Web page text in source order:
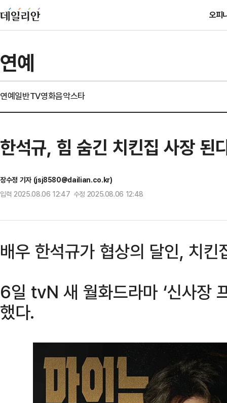
오피
연예
연예일반TV영화음악스타
한석규, 힘 숨긴 치킨집 사장 된
장수정 기자 (jsj8580@dailian.co.kr)
입력 2025.08.06 12:47 수정 2025.08.06 12:48
배우 한석규가 협상의 달인, 치킨
6일 tvN 새 월화드라마 ‘신사장
했다.